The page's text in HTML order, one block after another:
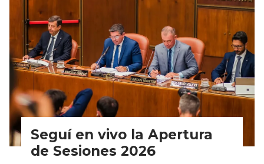
Seguí en vivo la Apertura
de Sesiones 2026